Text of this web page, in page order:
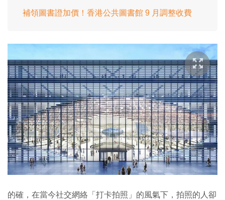
補領圖書證加價！香港公共圖書館 9 月調整收費
的確，在當今社交網絡「打卡拍照」的風氣下，拍照的人卻